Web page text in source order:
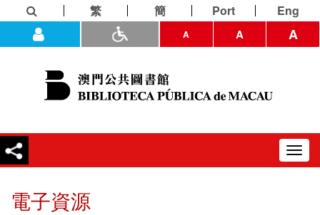
繁 簡 Port Eng
A A A
電子資源